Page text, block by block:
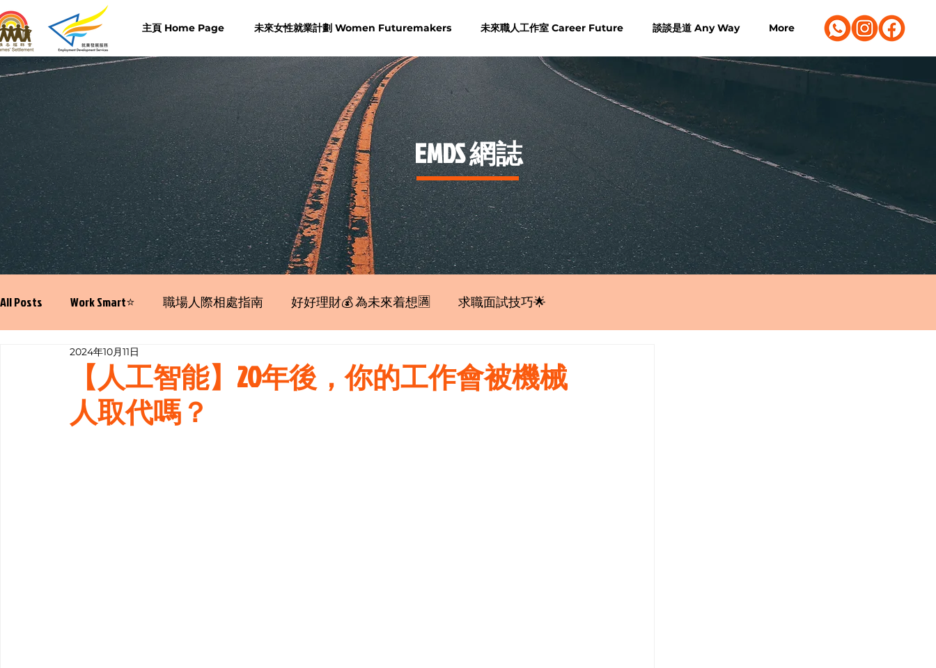
主頁 Home Page 未來女性就業計劃 Women Futuremakers 未來職人工作室 Career Future 談談是道 Any Way More
​EMDS 網誌
All Posts Work Smart⭐️ 職場人際相處指南 好好理財💰 為未來着想🈵 求職面試技巧🌟
寫履歷表嘅技巧📝【人工智能】20年後，你的工作會被機械
人取代嗎？
2024年10月11日